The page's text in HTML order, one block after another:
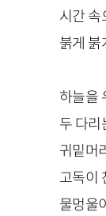
시간 속
붉게
하늘을
두 다리
귀밑머
고독이
물멍울